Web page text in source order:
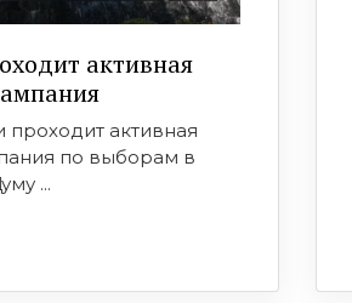
активная
проходит активная
по выборам в
...